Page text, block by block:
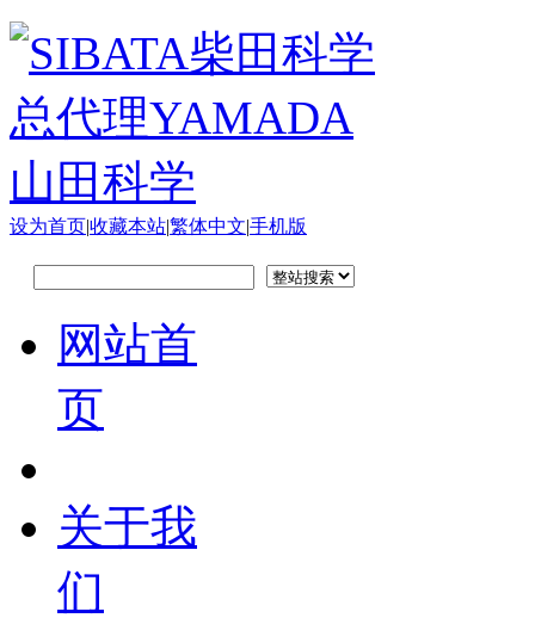
设为首页|收藏本站|繁体中文|手机版
网站首
页
关于我
们